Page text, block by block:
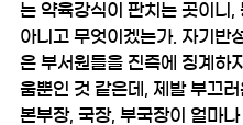
는 약육강식이 판치는 곳이니,
아니고 무엇이겠는가. 자기반
은 부서원들을 진즉에 징계하
움뿐인 것 같은데, 제발 부끄러
본부장, 국장, 부국장이 얼마